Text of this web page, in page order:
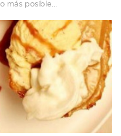
más posible...